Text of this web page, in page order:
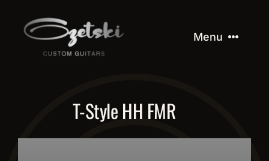
content
Menu
T-Style HH FMR